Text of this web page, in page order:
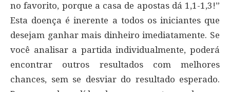
no favorito, porque a casa de apostas dá 1,1-1,3!”
Esta doença é inerente a todos os iniciantes que
desejam ganhar mais dinheiro imediatamente. Se
você analisar a partida individualmente, poderá
encontrar outros resultados com melhores
chances, sem se desviar do resultado esperado.